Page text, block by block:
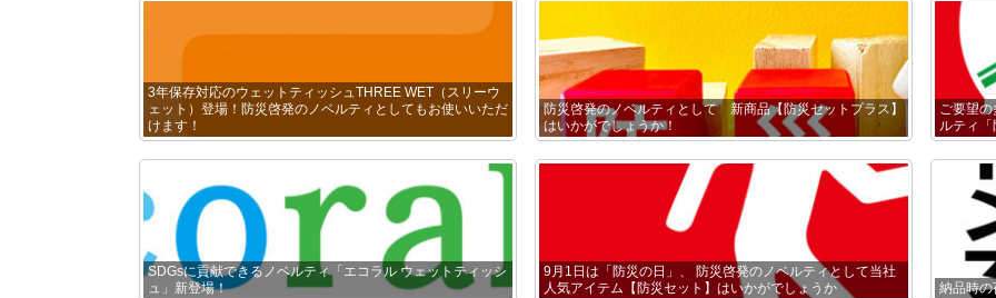
3年保存対応のウェットティッシュTHREE WET（スリーウ
ェット）登場！防災啓発のノベルティとしてもお使いいただ
けます！
防災啓発のノベルティとして 新商品【防災セットプラス】
はいかがでしょうか！
ご要望
ルティ
SDGsに貢献できるノベルティ「エコラル ウェットティッシ
ュ」新登場！
9月1日は「防災の日」、 防災啓発のノベルティとして当社
人気アイテム【防災セット】はいかがでしょうか
納品時の